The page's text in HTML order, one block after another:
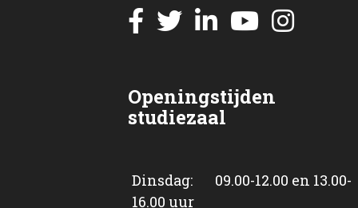
Openingstijden
studiezaal
Dinsdag: 09.00-12.00 en 13.00-
16.00 uur